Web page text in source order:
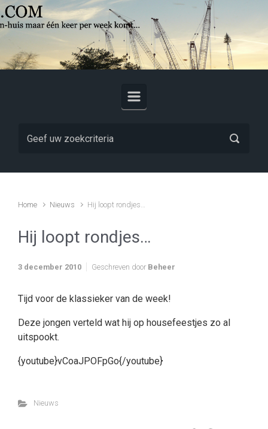
Skip to main content
Home Nieuws Hij loopt rondjes…
Hij loopt rondjes…
3 december 2010 Geschreven door Beheer
Tijd voor de klassieker van de week!
Deze jongen verteld wat hij op housefeestjes zo al
uitspookt.
{youtube}vCoaJPOFpGo{/youtube}
Nieuws